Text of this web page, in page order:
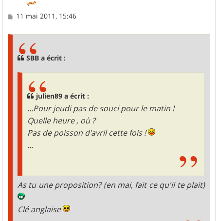
M11 mai 2011, 15:46
SBB a écrit :
julien89 a écrit :
...Pour jeudi pas de souci pour le matin !
Quelle heure , où ?
Pas de poisson d'avril cette fois !
...
As tu une proposition? (en mai, fait ce qu'il te plait)
Clé anglaise